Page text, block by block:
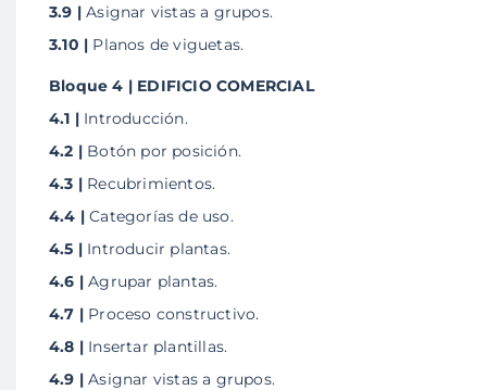
3.9 | Asignar vistas a grupos.
3.10 | Planos de viguetas.
Bloque 4 | EDIFICIO COMERCIAL
4.1 | Introducción.
4.2 | Botón por posición.
4.3 | Recubrimientos.
4.4 | Categorías de uso.
4.5 | Introducir plantas.
4.6 | Agrupar plantas.
4.7 | Proceso constructivo.
4.8 | Insertar plantillas.
4.9 | Asignar vistas a grupos.